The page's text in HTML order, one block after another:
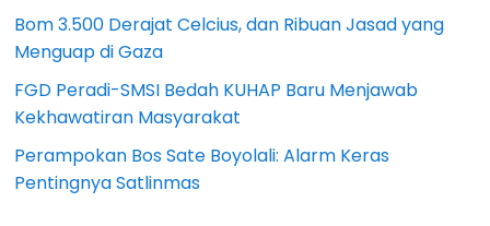
Bom 3.500 Derajat Celcius, dan Ribuan Jasad yang
Menguap di Gaza
FGD Peradi-SMSI Bedah KUHAP Baru Menjawab
Kekhawatiran Masyarakat
Perampokan Bos Sate Boyolali: Alarm Keras
Pentingnya Satlinmas